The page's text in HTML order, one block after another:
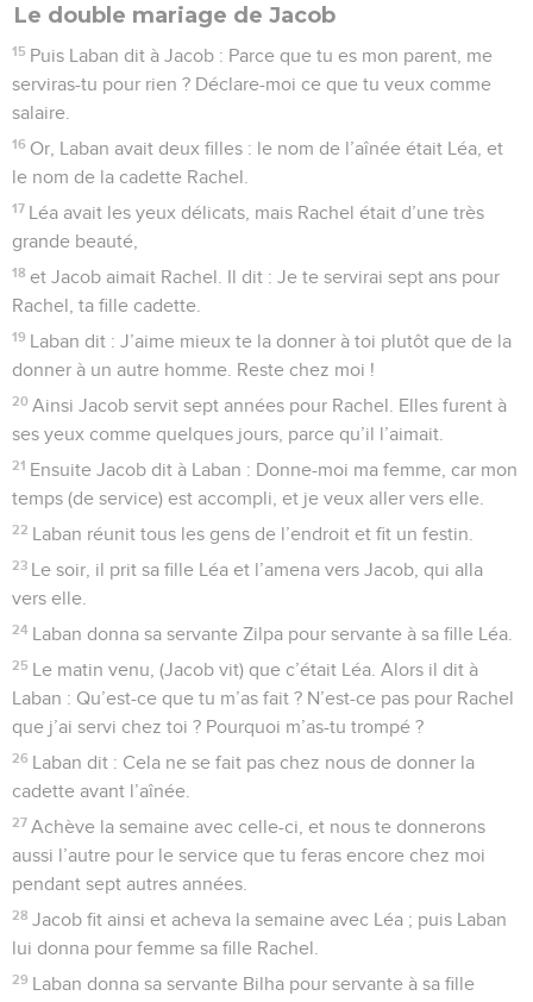
Le double mariage de Jacob
15 Puis Laban dit à Jacob : Parce que tu es mon parent, me
serviras-tu pour rien ? Déclare-moi ce que tu veux comme
salaire.
16 Or, Laban avait deux filles : le nom de l’aînée était Léa, et
le nom de la cadette Rachel.
17 Léa avait les yeux délicats, mais Rachel était d’une très
grande beauté,
18 et Jacob aimait Rachel. Il dit : Je te servirai sept ans pour
Rachel, ta fille cadette.
19 Laban dit : J’aime mieux te la donner à toi plutôt que de la
donner à un autre homme. Reste chez moi !
20 Ainsi Jacob servit sept années pour Rachel. Elles furent à
ses yeux comme quelques jours, parce qu’il l’aimait.
21 Ensuite Jacob dit à Laban : Donne-moi ma femme, car mon
temps (de service) est accompli, et je veux aller vers elle.
22 Laban réunit tous les gens de l’endroit et fit un festin.
23 Le soir, il prit sa fille Léa et l’amena vers Jacob, qui alla
vers elle.
24 Laban donna sa servante Zilpa pour servante à sa fille Léa.
25 Le matin venu, (Jacob vit) que c’était Léa. Alors il dit à
Laban : Qu’est-ce que tu m’as fait ? N’est-ce pas pour Rachel
que j’ai servi chez toi ? Pourquoi m’as-tu trompé ?
26 Laban dit : Cela ne se fait pas chez nous de donner la
cadette avant l’aînée.
27 Achève la semaine avec celle-ci, et nous te donnerons
aussi l’autre pour le service que tu feras encore chez moi
pendant sept autres années.
28 Jacob fit ainsi et acheva la semaine avec Léa ; puis Laban
lui donna pour femme sa fille Rachel.
29 Laban donna sa servante Bilha pour servante à sa fille